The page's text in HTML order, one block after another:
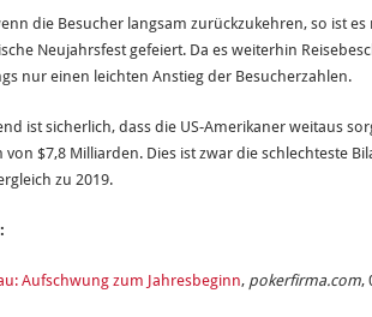
die Besucher langsam zurückzukehren, so ist
Neujahrsfest gefeiert. Da es weiterhin
nur einen leichten Anstieg der Besucherzahlen.
ist sicherlich, dass die US-Amerikaner weitaus
von $7,8 Milliarden. Dies ist zwar die schlechteste
zu 2019.
Aufschwung zum Jahresbeginn, pokerfirma.com,